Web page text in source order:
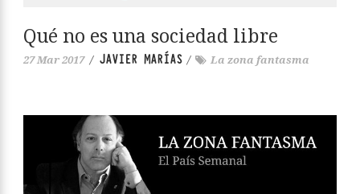
Qué no es una sociedad libre
27 Mar 2017 / JAVIER MARÍAS / La zona fantasma